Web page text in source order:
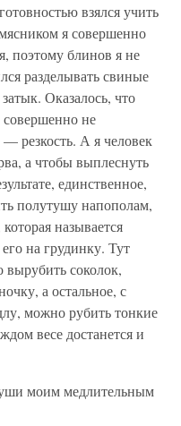
взялся учить
я совершенно
поэтому блинов я не
разделывать свиные
Оказалось, что
не
— резкость. А я человек
а чтобы выплеснуть
единственное,
полутушу напополам,
называется
на грудинку. Тут
соколок,
а остальное, с
можно рубить тонкие
весе достанется и
моим медлительным